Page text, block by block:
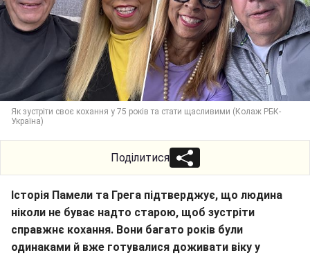
Як зустріти своє кохання у 75 років та стати щасливими (Колаж РБК-
Україна)
Поділитися
Історія Памели та Грега підтверджує, що людина
ніколи не буває надто старою, щоб зустріти
справжнє кохання. Вони багато років були
одинаками й вже готувалися доживати віку у